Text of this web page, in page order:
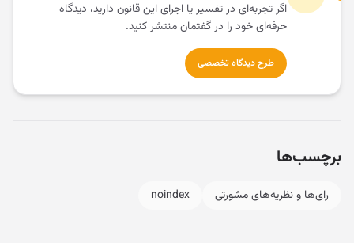
اگر تجربه‌ای در تفسیر یا اجرای این قانون دارید، دیدگاه
حرفه‌ای خود را در گفتمان منتشر کنید.
طرح دیدگاه تخصصی
برچسب‌ها
رای‌ها و نظریه‌های مشورتی noindex